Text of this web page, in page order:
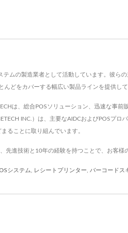
ムの製造業者として活動しています。彼
どをカバーする幅広い製品ラインを提供して
は、総合POSソリューション、迅速な事
INC.）は、主要なAIDCおよびPOSプ
ることに取り組んでいます。
先進技術と10年の経験を持つことで、お客様
システム レシートプリンター バーコードス